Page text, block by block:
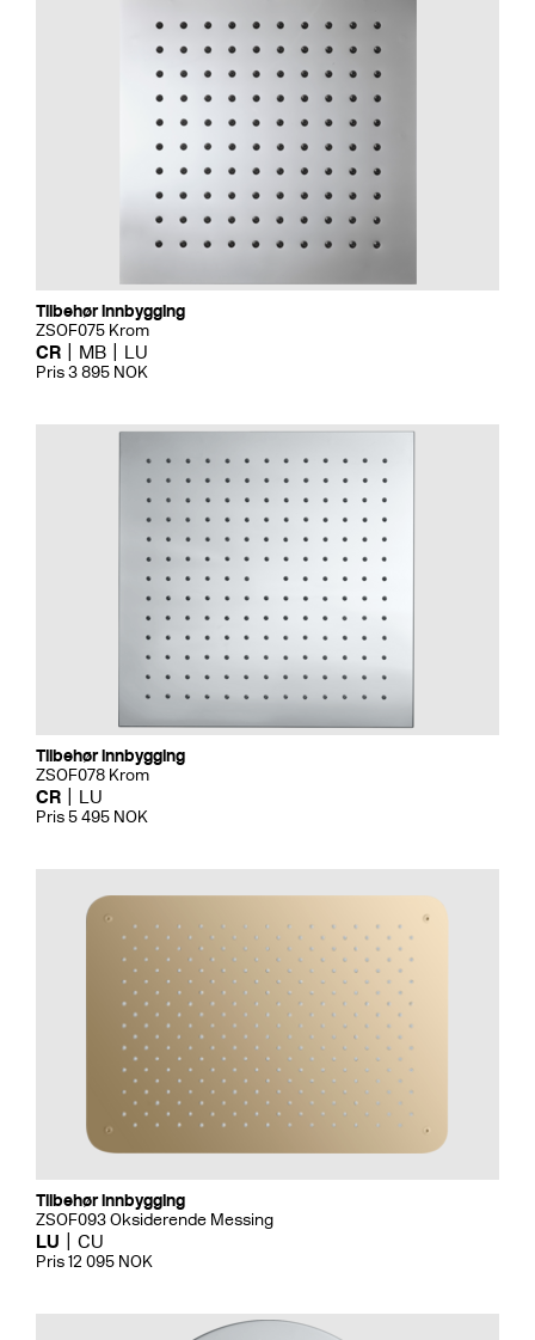
Tilbehør innbygging
ZSOF075 Krom
CR MB LU
Pris 3 895 NOK
Tilbehør innbygging
ZSOF078 Krom
CR LU
Pris 5 495 NOK
Tilbehør innbygging
ZSOF093 Oksiderende Messing
LU CU
Pris 12 095 NOK